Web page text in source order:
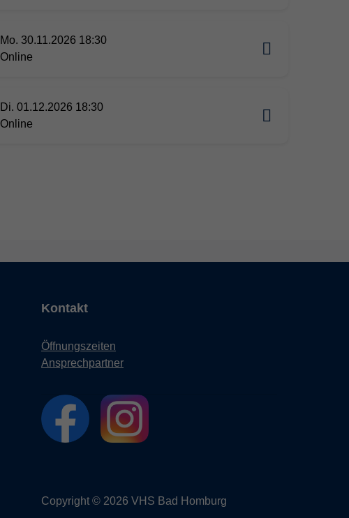
Mo. 30.11.2026 18:30
Online
Di. 01.12.2026 18:30
Online
Kontakt
Öffnungszeiten
Ansprechpartner
Copyright © 2026 VHS Bad Homburg